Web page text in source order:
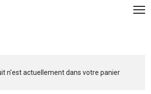
n'est actuellement dans votre panier
cookies